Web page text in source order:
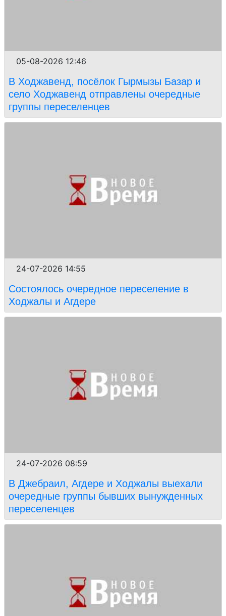
05-08-2026 12:46
В Ходжавенд, посёлок Гырмызы Базар и
село Ходжавенд отправлены очередные
группы переселенцев
24-07-2026 14:55
Состоялось очередное переселение в
Ходжалы и Агдере
24-07-2026 08:59
В Джебраил, Агдере и Ходжалы выехали
очередные группы бывших вынужденных
переселенцев